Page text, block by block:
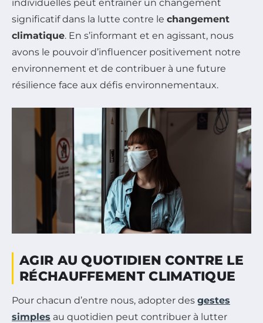
individuelles peut entraîner un changement
significatif dans la lutte contre le changement
climatique. En s’informant et en agissant, nous
avons le pouvoir d’influencer positivement notre
environnement et de contribuer à une future
résilience face aux défis environnementaux.
AGIR AU QUOTIDIEN CONTRE LE
RÉCHAUFFEMENT CLIMATIQUE
Pour chacun d’entre nous, adopter des gestes
simples au quotidien peut contribuer à lutter